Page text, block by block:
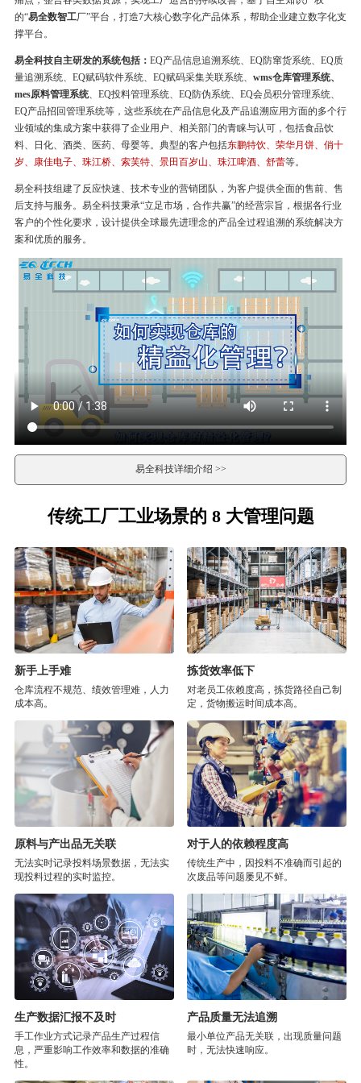
的“易全数智工厂”平台，打造7大核心数字化产品体系，帮助企业建立数字化支
撑平台。
易全科技自主研发的系统包括： EQ产品信息追溯系统、EQ防窜货系统、EQ质
量追溯系统、EQ赋码软件系统、EQ赋码采集关联系统、 wms仓库管理系统、
mes原料管理系统、EQ投料管理系统、EQ防伪系统、EQ会员积分管理系统、
EQ产品招回管理系统等，这些系统在产品信息化及产品追溯应用方面的多个行
业领域的集成方案中获得了企业用户、相关部门的青睐与认可，包括食品饮
料、日化、酒类、医药、母婴等。典型的客户包括东鹏特饮、荣华月饼、俏十
岁、康佳电子、珠江桥、索芙特、景田百岁山、珠江啤酒、舒蕾等。
易全科技组建了反应快速、技术专业的营销团队，为客户提供全面的售前、售
后支持与服务。易全科技秉承“立足市场，合作共赢”的经营宗旨，根据各行业
客户的个性化要求，设计提供全球最先进理念的产品全过程追溯的系统解决方
案和优质的服务。
易全科技详细介绍 >>
传统工厂工业场景的 8 大管理问题
新手上手难
仓库流程不规范、绩效管理难，人力
成本高。
拣货效率低下
对老员工依赖度高，拣货路径自己制
定，货物搬运时间成本高。
原料与产出品无关联
无法实时记录投料场景数据，无法实
现投料过程的实时监控。
对于人的依赖程度高
传统生产中，因投料不准确而引起的
次废品等问题屡见不鲜。
生产数据汇报不及时
手工作业方式记录产品生产过程信
息，严重影响工作效率和数据的准确
性。
产品质量无法追溯
最小单位产品无关联，出现质量问题
时，无法快速响应。